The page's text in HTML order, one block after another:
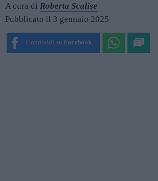
A cura di Roberta Scalise
Pubblicato il 3 gennaio 2025
Condividi su Facebook